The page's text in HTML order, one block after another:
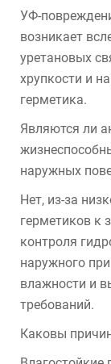
УФ-
возникает
уретановых
хрупкости и
герметика.
Являются ли
наружных
Нет, из-за
герметиков к
контроля
наружного
влажности и
требований.
Каковы